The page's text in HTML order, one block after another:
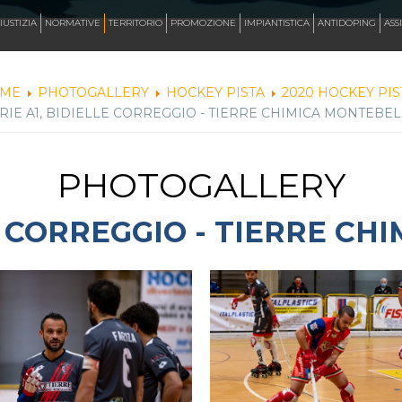
NORMATIVE TERRITORIO PROMOZIONE IMPIANTISTICA ANTIDOPING
PHOTOGALLERY HOCKEY PISTA
2020 HOCKEY
A1, BIDIELLE CORREGGIO - TIERRE CHIMICA
PHOTOGALLERY
- TIERRE
AZZURRI
FOTO
CORSA
INLINE FREESTYLE
ROLLER FREESTYLE
MONOPATTINO